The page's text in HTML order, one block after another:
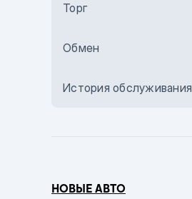
Бежевый
Комбинированный
Сиреневый металлик
Торг
Обмен
История обслуживания
НОВЫЕ АВТО